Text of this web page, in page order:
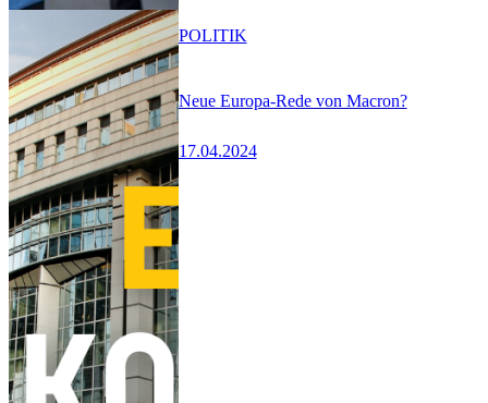
Neue Europa-Rede von Macron?
17.04.2024
POLITIK